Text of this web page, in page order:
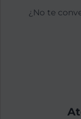
¿No te